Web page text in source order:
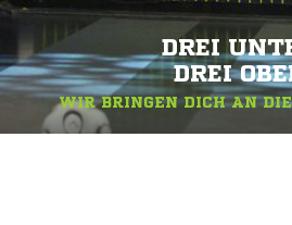
DREI
DREI
WIR BRINGEN DICH AN